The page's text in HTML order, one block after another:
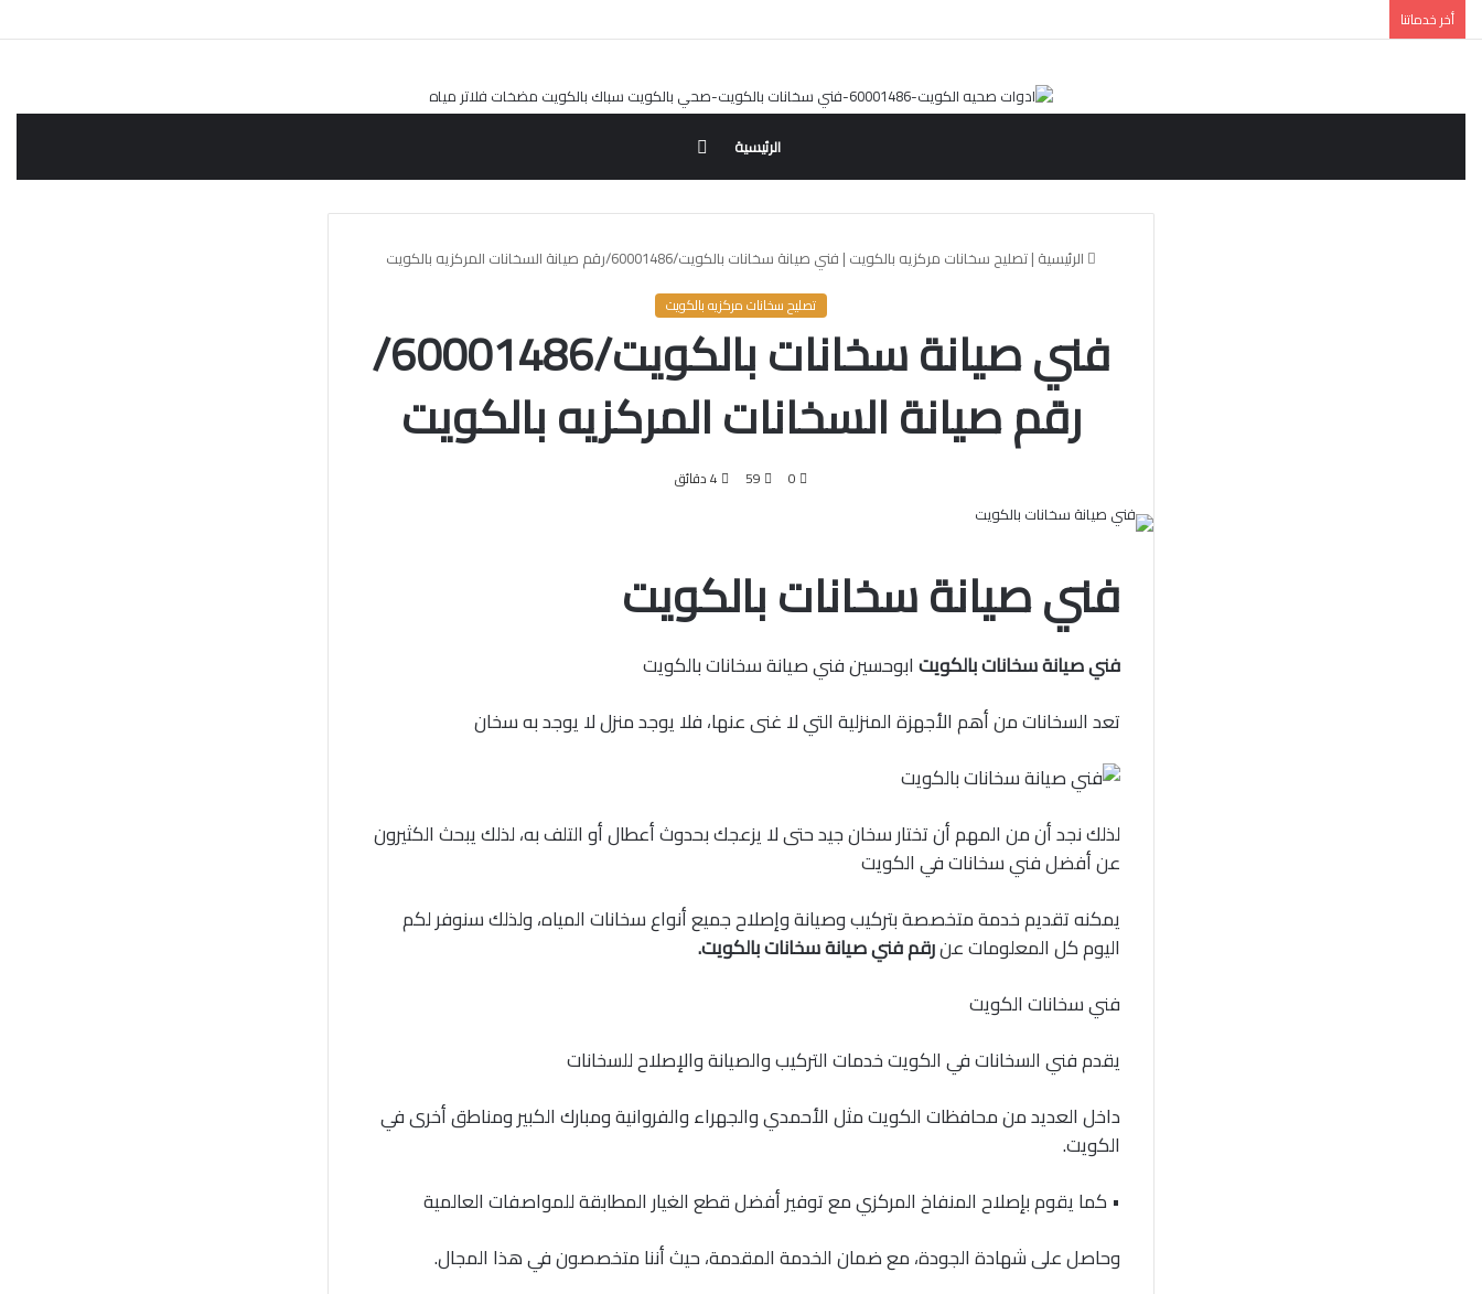
أخر خدماتنا
الرئيسية
عن
الرئيسية |تصليح سخانات مركزيه بالكويت | فني صيانة سخانات بالكويت/60001486/رقم صيانة السخانات المركزيه بالكويت
تصليح سخانات مركزيه بالكويت
فني صيانة سخانات بالكويت/60001486/
رقم صيانة السخانات المركزيه بالكويت
0
59
فني صيانة سخانات بالكويت
فني صيانة سخانات بالكويتابوحسين فني صيانة سخانات بالكويت
تعد السخانات من أهم الأجهزة المنزلية التي لا غنى عنها، فلا يوجد منزل لا يوجد به سخان
لذلك نجد أن من المهم أن تختار سخان جيد حتى لا يزعجك بحدوث أعطال أو التلف به، لذلك يبحث الكثيرون
عن أفضل فني سخانات في الكويت
يمكنه تقديم خدمة متخصصة بتركيب وصيانة وإصلاح جميع أنواع سخانات المياه، ولذلك سنوفر لكم
اليوم كل المعلومات عنرقم فني صيانة سخانات بالكويت.
فني سخانات الكويت
يقدم فني السخانات في الكويت خدمات التركيب والصيانة والإصلاح للسخانات
داخل العديد من محافظات الكويت مثل الأحمدي والجهراء والفروانية ومبارك الكبير ومناطق أخرى في
الكويت.
• كما يقوم بإصلاح المنفاخ المركزي مع توفير أفضل قطع الغيار المطابقة للمواصفات العالمية
وحاصل على شهادة الجودة، مع ضمان الخدمة المقدمة، حيث أننا متخصصون في هذا المجال.